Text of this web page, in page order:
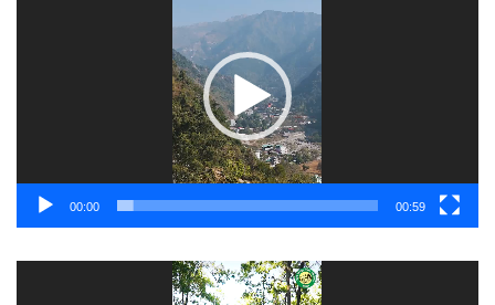
00:00 00:59